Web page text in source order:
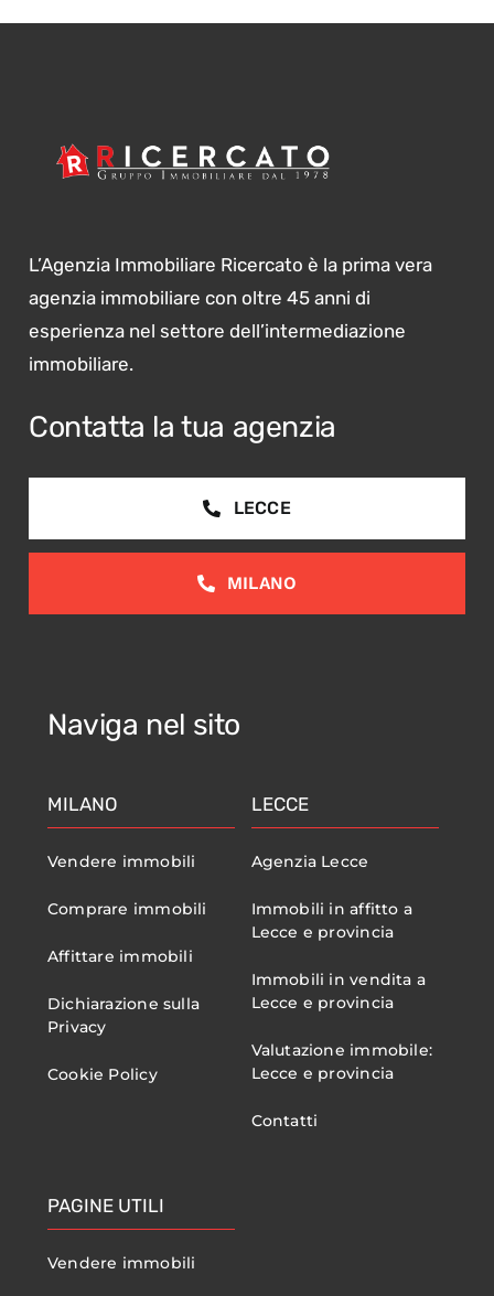
L’Agenzia Immobiliare Ricercato è la prima vera
agenzia immobiliare con oltre 45 anni di
esperienza nel settore dell’intermediazione
immobiliare.
Contatta la tua agenzia
LECCE
MILANO
Naviga nel sito
MILANO
Vendere immobili
Comprare immobili
Affittare immobili
Dichiarazione sulla
Privacy
Cookie Policy
LECCE
Agenzia Lecce
Immobili in affitto a
Lecce e provincia
Immobili in vendita a
Lecce e provincia
Valutazione immobile:
Lecce e provincia
Contatti
PAGINE UTILI
Vendere immobili